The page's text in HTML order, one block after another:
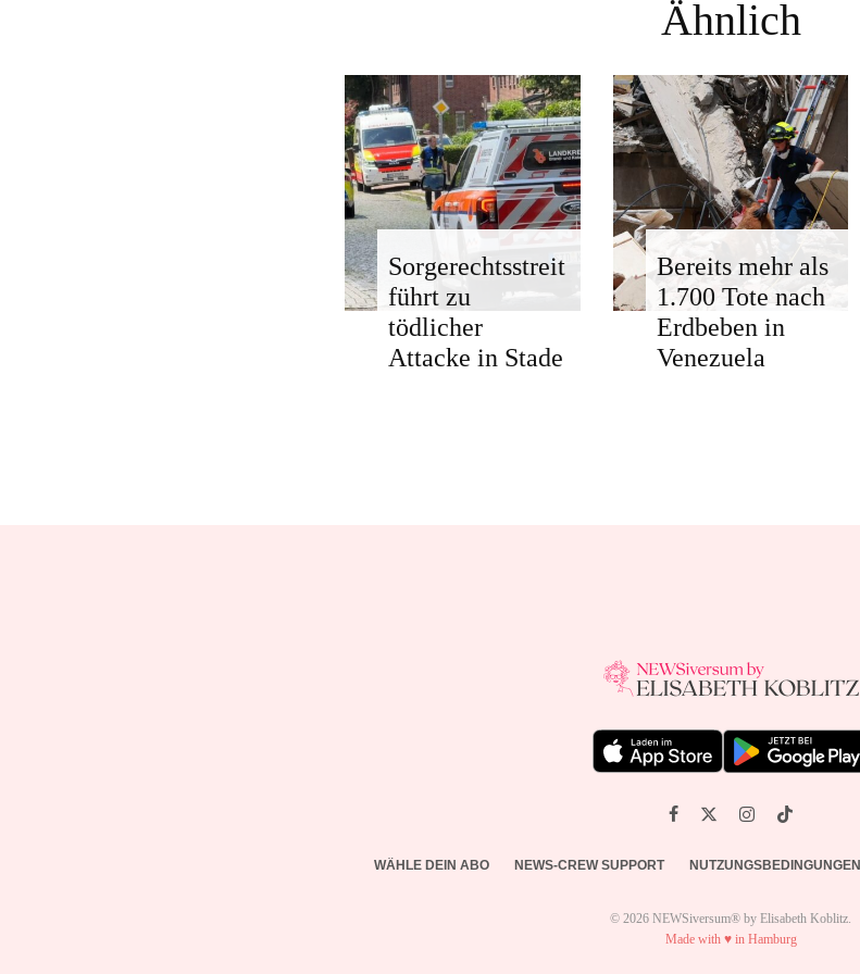
Ähnlich
Sorgerechtsstreit
führt zu
tödlicher
Attacke in Stade
Bereits mehr als
1.700 Tote nach
Erdbeben in
Venezuela
WÄHLE DEIN ABO NEWS-CREW SUPPORT NUTZUNGSBEDINGUNGEN
© 2026 NEWSiversum® by Elisabeth Koblitz.
Made with ♥ in Hamburg